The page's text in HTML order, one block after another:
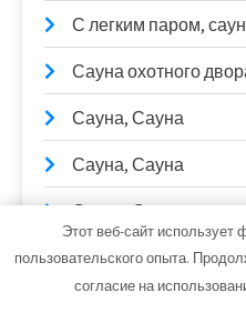
С легким паром,
Сауна охотного
Сауна, Сауна
Сауна, Сауна
Сауна, Сауна
Сварочные работы
СибТракСкан,
Этот веб-сайт
пользовательского опыта.
согласие на